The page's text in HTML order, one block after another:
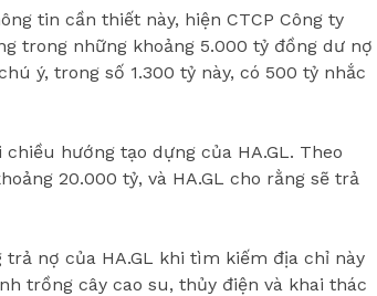
tin cần thiết này, hiện CTCP Công ty
trong những khoảng 5.000 tỷ đồng dư nợ
ý, trong số 1.300 tỷ này, có 500 tỷ nhắc
hướng tạo dựng của HA.GL. Theo
20.000 tỷ, và HA.GL cho rằng sẽ trả
nợ của HA.GL khi tìm kiếm địa chỉ này
trồng cây cao su, thủy điện và khai thác